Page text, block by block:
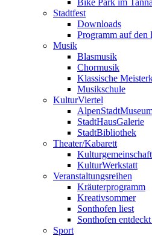
Bike Park im
Stadtfest
Downloads
Programm auf den
Musik
Blasmusik
Chormusik
Klassische
Musikschule
KulturViertel
StadtHausGalerie
StadtBibliothek
Theater/Kabarett
KulturWerkstatt
Veranstaltungsreihen
Kräuterprogramm
Kreativsommer
Sonthofen liest
Sonthofen
Sport